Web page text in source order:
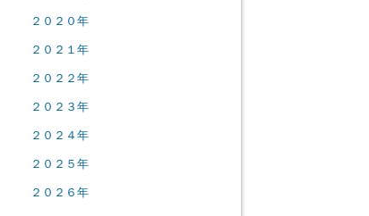
２０２０年
２０２１年
２０２２年
２０２３年
２０２４年
２０２５年
２０２６年